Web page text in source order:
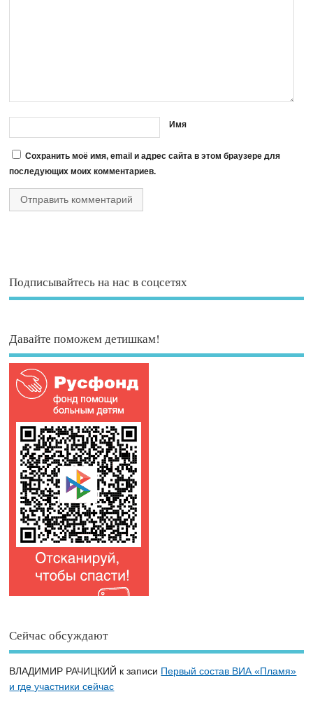
Имя
Сохранить моё имя, email и адрес сайта в этом браузере для
последующих моих комментариев.
Подписывайтесь на нас в соцсетях
Давайте поможем детишкам!
Сейчас обсуждают
ВЛАДИМИР РАЧИЦКИЙ к записи Первый состав ВИА «Пламя»
и где участники сейчас